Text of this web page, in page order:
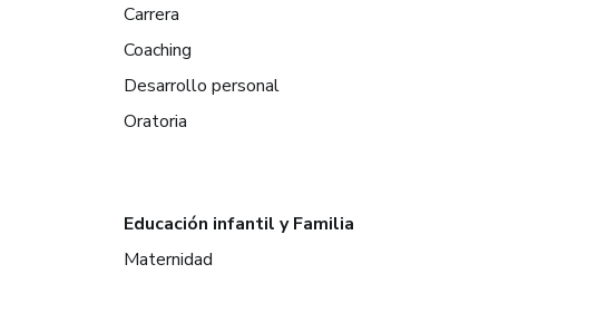
Carrera
Coaching
Desarrollo personal
Oratoria
Educación infantil y Familia
Maternidad